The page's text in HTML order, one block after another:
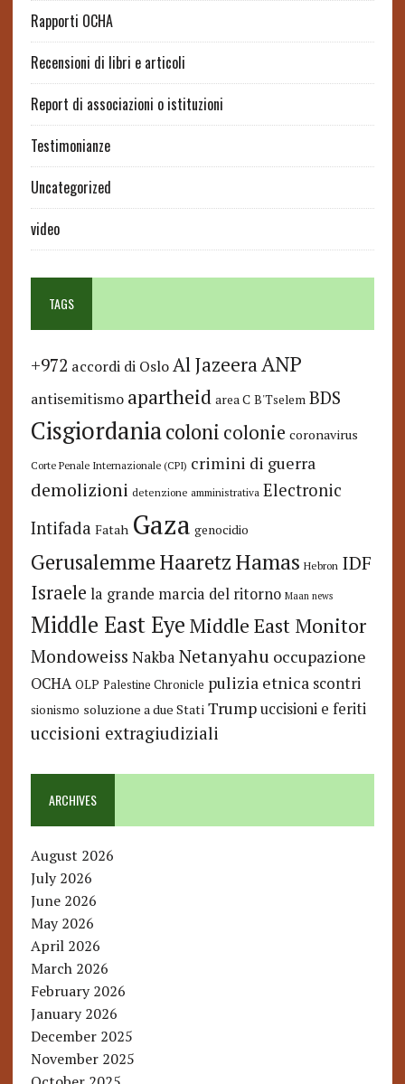
Rapporti OCHA
Recensioni di libri e articoli
Report di associazioni o istituzioni
Testimonianze
Uncategorized
video
TAGS
+972 accordi di Oslo Al JazeeraANP
antisemitismo apartheid area C B'Tselem BDS
Cisgiordaniacoloni colonie coronavirus
Corte Penale Internazionale (CPI) crimini di guerra
demolizioni detenzione amministrativa Electronic
Intifada Fatah Gaza genocidio
GerusalemmeHaaretzHamas Hebron IDF
Israele la grande marcia del ritorno Maan news
Middle East Eye Middle East Monitor
Mondoweiss Nakba Netanyahu occupazione
OCHA OLP Palestine Chronicle pulizia etnica scontri
sionismo soluzione a due Stati Trump uccisioni e feriti
uccisioni extragiudiziali
ARCHIVES
August 2026
July 2026
June 2026
May 2026
April 2026
March 2026
February 2026
January 2026
December 2025
November 2025